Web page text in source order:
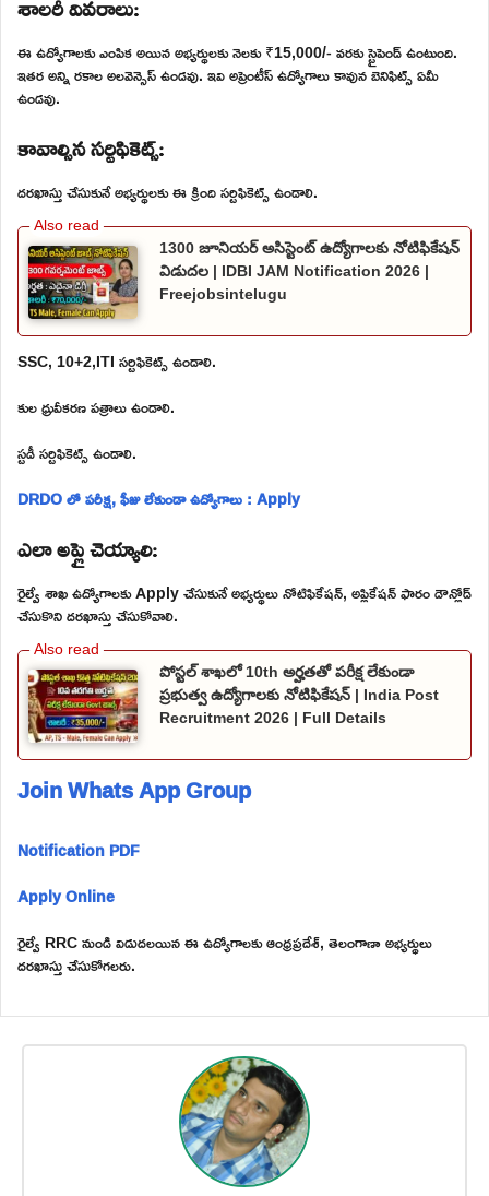
ఈ ఉద్యోగాలకు ఎంపిక అయిన అభ్యర్థులకు నెలకు ₹15,000/- వరకు స్టైపెండ్ ఉంటుంది.
ఇతర అన్ని రకాల అలవెన్సెస్ ఉండవు. ఇవి అప్రెంటీస్ ఉద్యోగాలు కావున బెనిఫిట్స్ ఏమీ
ఉండవు.
కావాల్సిన సర్టిఫికెట్స్:
దరఖాస్తు చేసుకునే అభ్యర్థులకు ఈ క్రింది సర్టిఫికెట్స్ ఉండాలి.
1300 జూనియర్ అసిస్టెంట్ ఉద్యోగాలకు నోటిఫికేషన్
విడుదల | IDBI JAM Notification 2026 |
Freejobsintelugu
SSC, 10+2,ITI సర్టిఫికెట్స్ ఉండాలి.
కుల ధ్రువీకరణ పత్రాలు ఉండాలి.
స్టడీ సర్టిఫికెట్స్ ఉండాలి.
DRDO లో పరీక్ష, ఫీజు లేకుండా ఉద్యోగాలు : Apply
ఎలా అప్లై చెయ్యాలి:
రైల్వే శాఖ ఉద్యోగాలకు Apply చేసుకునే అభ్యర్థులు నోటిఫికేషన్, అప్లికేషన్ ఫారం డౌన్లోడ్
చేసుకొని దరఖాస్తు చేసుకోవాలి.
పోస్టల్ శాఖలో 10th అర్హతతో పరీక్ష లేకుండా
ప్రభుత్వ ఉద్యోగాలకు నోటిఫికేషన్ | India Post
Recruitment 2026 | Full Details
Join Whats App Group
Notification PDF
Apply Online
రైల్వే RRC నుండి విడుదలయిన ఈ ఉద్యోగాలకు ఆంధ్రప్రదేశ్, తెలంగాణా అభ్యర్థులు
దరఖాస్తు చేసుకోగలరు.